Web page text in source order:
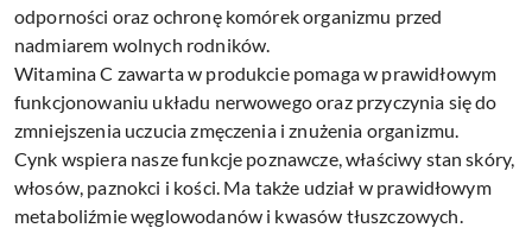
odporności oraz ochronę komórek organizmu przed
nadmiarem wolnych rodników.
Witamina C zawarta w produkcie pomaga w prawidłowym
funkcjonowaniu układu nerwowego oraz przyczynia się do
zmniejszenia uczucia zmęczenia i znużenia organizmu.
Cynk wspiera nasze funkcje poznawcze, właściwy stan skóry,
włosów, paznokci i kości. Ma także udział w prawidłowym
metaboliźmie węglowodanów i kwasów tłuszczowych.